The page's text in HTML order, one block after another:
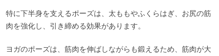
特に下半身を支えるポーズは、太ももやふくらはぎ、お尻の筋
肉を強化し、引き締める効果があります。
ヨガのポーズは、筋肉を伸ばしながらも鍛えるため、筋肉が大